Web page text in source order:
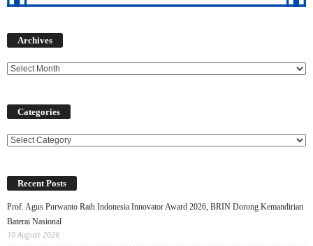
Archives
Categories
Categories
Recent Posts
Prof. Agus Purwanto Raih Indonesia Innovator Award 2026, BRIN Dorong Kemandirian
Baterai Nasional
10 August 2026